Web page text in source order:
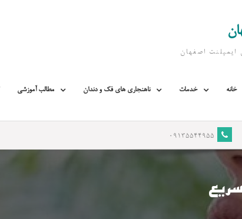
اصفهان
خانه خدمات ناهنجاری های فک و دندان مطالب آموزشی
09135544955